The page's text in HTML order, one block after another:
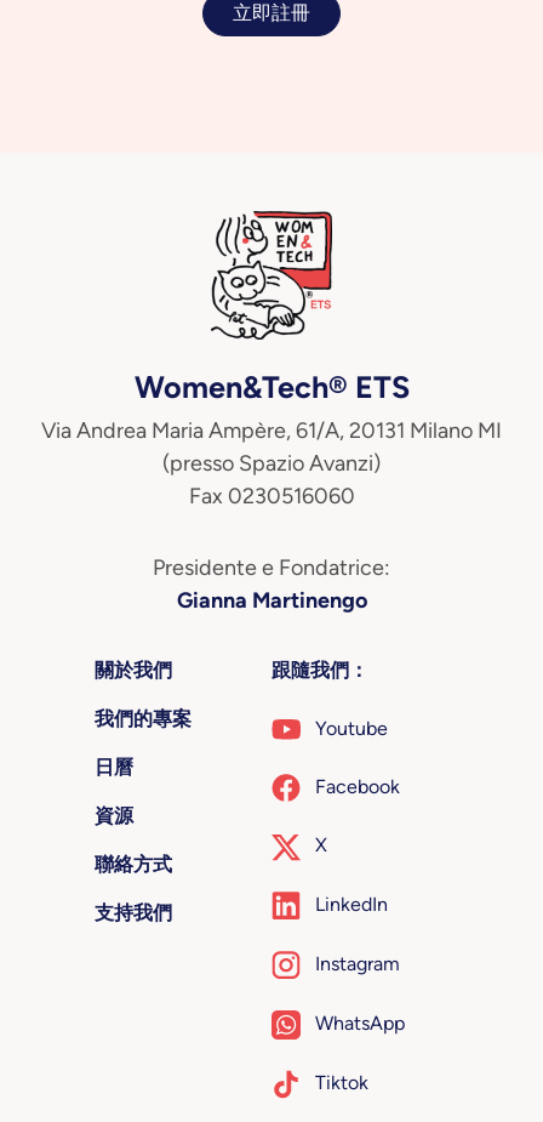
立即註冊
Women&Tech® ETS
Via Andrea Maria Ampère, 61/A, 20131 Milano MI
(presso Spazio Avanzi)
Fax 0230516060
Presidente e Fondatrice:
Gianna Martinengo
關於我們
我們的專案
日曆
資源
聯絡方式
支持我們
跟隨我們：
Youtube
Facebook
X
LinkedIn
Instagram
WhatsApp
Tiktok